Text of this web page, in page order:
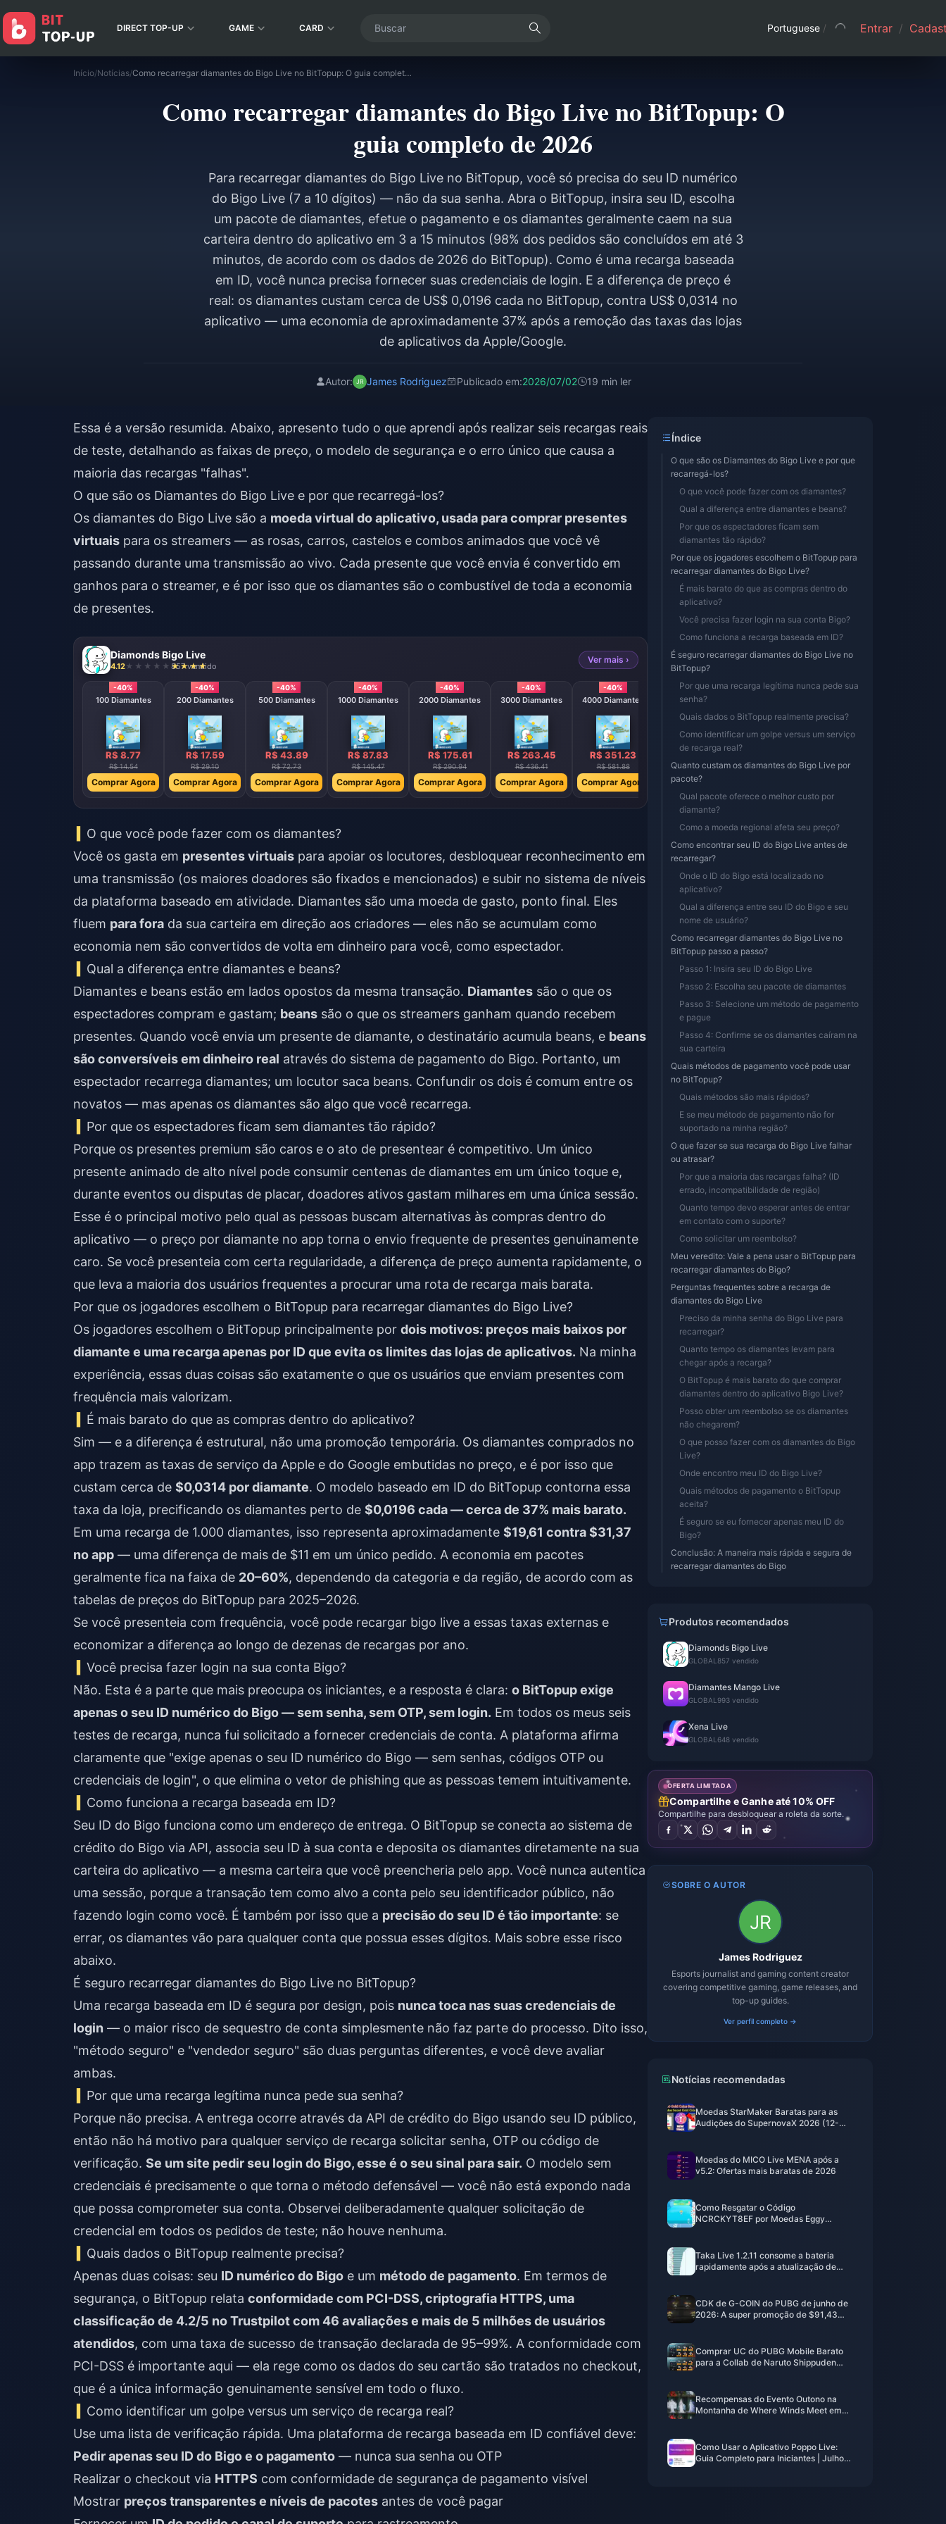
DIRECT TOP-UP GAME CARD Portuguese / Entrar /
Início/Notícias/ Como recarregar diamantes do Bigo Live no BitTopup: O guia completo de 2026
Como recarregar diamantes do Bigo Live no BitTopup: O
guia completo de 2026
Para recarregar diamantes do Bigo Live no BitTopup, você só precisa do seu ID numérico
do Bigo Live (7 a 10 dígitos) — não da sua senha. Abra o BitTopup, insira seu ID, escolha
um pacote de diamantes, efetue o pagamento e os diamantes geralmente caem na sua
carteira dentro do aplicativo em 3 a 15 minutos (98% dos pedidos são concluídos em até 3
minutos, de acordo com os dados de 2026 do BitTopup). Como é uma recarga baseada
em ID, você nunca precisa fornecer suas credenciais de login. E a diferença de preço é
real: os diamantes custam cerca de US$ 0,0196 cada no BitTopup, contra US$ 0,0314 no
aplicativo — uma economia de aproximadamente 37% após a remoção das taxas das lojas
de aplicativos da Apple/Google.
Autor: James Rodriguez Publicado em:2026/07/02 19 min ler
Essa é a versão resumida. Abaixo, apresento tudo o que aprendi após realizar seis recargas reais
de teste, detalhando as faixas de preço, o modelo de segurança e o erro único que causa a
maioria das recargas "falhas".
O que são os Diamantes do Bigo Live e por que recarregá-los?
Os diamantes do Bigo Live são a moeda virtual do aplicativo, usada para comprar presentes
virtuais para os streamers — as rosas, carros, castelos e combos animados que você vê
passando durante uma transmissão ao vivo. Cada presente que você envia é convertido em
ganhos para o streamer, e é por isso que os diamantes são o combustível de toda a economia
de presentes.
Diamonds Bigo Live
4.12 857 vendido
Ver mais ›
-40%
100 Diamantes
R$ 8.77
R$ 14.54
Comprar Agora
-40%
200 Diamantes
R$ 17.59
R$ 29.10
Comprar Agora
-40%
500 Diamantes
R$ 43.89
R$ 72.73
Comprar Agora
-40%
1000 Diamantes
R$ 87.83
R$ 145.47
Comprar Agora
-40%
2000 Diamantes
R$ 175.61
R$ 290.94
Comprar Agora
-40%
3000 Diamantes
R$ 263.45
R$ 436.41
Comprar Agora
-40%
4000 Diamantes
R$ 351.23
R$ 581.88
Comprar Agora
-40%
5000 Diamantes
R$ 439.06
R$ 727.36
Comprar Agora
-40%
R$ 1454.71
-40%
R$ 2909.42
O que você pode fazer com os diamantes?
Você os gasta em presentes virtuais para apoiar os locutores, desbloquear reconhecimento em
uma transmissão (os maiores doadores são fixados e mencionados) e subir no sistema de níveis
da plataforma baseado em atividade. Diamantes são uma moeda de gasto, ponto final. Eles
fluem para fora da sua carteira em direção aos criadores — eles não se acumulam como
economia nem são convertidos de volta em dinheiro para você, como espectador.
Qual a diferença entre diamantes e beans?
Diamantes e beans estão em lados opostos da mesma transação. Diamantes são o que os
espectadores compram e gastam; beans são o que os streamers ganham quando recebem
presentes. Quando você envia um presente de diamante, o destinatário acumula beans, e beans
são conversíveis em dinheiro real através do sistema de pagamento do Bigo. Portanto, um
espectador recarrega diamantes; um locutor saca beans. Confundir os dois é comum entre os
novatos — mas apenas os diamantes são algo que você recarrega.
Por que os espectadores ficam sem diamantes tão rápido?
Porque os presentes premium são caros e o ato de presentear é competitivo. Um único
presente animado de alto nível pode consumir centenas de diamantes em um único toque e,
durante eventos ou disputas de placar, doadores ativos gastam milhares em uma única sessão.
Esse é o principal motivo pelo qual as pessoas buscam alternativas às compras dentro do
aplicativo — o preço por diamante no app torna o envio frequente de presentes genuinamente
caro. Se você presenteia com certa regularidade, a diferença de preço aumenta rapidamente, o
que leva a maioria dos usuários frequentes a procurar uma rota de recarga mais barata.
Por que os jogadores escolhem o BitTopup para recarregar diamantes do Bigo Live?
Os jogadores escolhem o BitTopup principalmente por dois motivos: preços mais baixos por
diamante e uma recarga apenas por ID que evita os limites das lojas de aplicativos. Na minha
experiência, essas duas coisas são exatamente o que os usuários que enviam presentes com
frequência mais valorizam.
É mais barato do que as compras dentro do aplicativo?
Sim — e a diferença é estrutural, não uma promoção temporária. Os diamantes comprados no
app trazem as taxas de serviço da Apple e do Google embutidas no preço, e é por isso que
custam cerca de $0,0314 por diamante. O modelo baseado em ID do BitTopup contorna essa
taxa da loja, precificando os diamantes perto de $0,0196 cada — cerca de 37% mais barato.
Em uma recarga de 1.000 diamantes, isso representa aproximadamente $19,61 contra $31,37
no app — uma diferença de mais de $11 em um único pedido. A economia em pacotes
geralmente fica na faixa de 20–60%, dependendo da categoria e da região, de acordo com as
tabelas de preços do BitTopup para 2025–2026.
Se você presenteia com frequência, você pode recargar bigo live a essas taxas externas e
economizar a diferença ao longo de dezenas de recargas por ano.
Você precisa fazer login na sua conta Bigo?
Não. Esta é a parte que mais preocupa os iniciantes, e a resposta é clara: o BitTopup exige
apenas o seu ID numérico do Bigo — sem senha, sem OTP, sem login. Em todos os meus seis
testes de recarga, nunca fui solicitado a fornecer credenciais de conta. A plataforma afirma
claramente que "exige apenas o seu ID numérico do Bigo — sem senhas, códigos OTP ou
credenciais de login", o que elimina o vetor de phishing que as pessoas temem intuitivamente.
Como funciona a recarga baseada em ID?
Seu ID do Bigo funciona como um endereço de entrega. O BitTopup se conecta ao sistema de
crédito do Bigo via API, associa seu ID à sua conta e deposita os diamantes diretamente na sua
carteira do aplicativo — a mesma carteira que você preencheria pelo app. Você nunca autentica
uma sessão, porque a transação tem como alvo a conta pelo seu identificador público, não
fazendo login como você. É também por isso que a precisão do seu ID é tão importante: se
errar, os diamantes vão para qualquer conta que possua esses dígitos. Mais sobre esse risco
abaixo.
É seguro recarregar diamantes do Bigo Live no BitTopup?
Uma recarga baseada em ID é segura por design, pois nunca toca nas suas credenciais de
login — o maior risco de sequestro de conta simplesmente não faz parte do processo. Dito isso,
"método seguro" e "vendedor seguro" são duas perguntas diferentes, e você deve avaliar
ambas.
Por que uma recarga legítima nunca pede sua senha?
Porque não precisa. A entrega ocorre através da API de crédito do Bigo usando seu ID público,
então não há motivo para qualquer serviço de recarga solicitar senha, OTP ou código de
verificação. Se um site pedir seu login do Bigo, esse é o seu sinal para sair. O modelo sem
credenciais é precisamente o que torna o método defensável — você não está expondo nada
que possa comprometer sua conta. Observei deliberadamente qualquer solicitação de
credencial em todos os pedidos de teste; não houve nenhuma.
Quais dados o BitTopup realmente precisa?
Apenas duas coisas: seu ID numérico do Bigo e um método de pagamento. Em termos de
segurança, o BitTopup relata conformidade com PCI-DSS, criptografia HTTPS, uma
classificação de 4.2/5 no Trustpilot com 46 avaliações e mais de 5 milhões de usuários
atendidos, com uma taxa de sucesso de transação declarada de 95–99%. A conformidade com
PCI-DSS é importante aqui — ela rege como os dados do seu cartão são tratados no checkout,
que é a única informação genuinamente sensível em todo o fluxo.
Como identificar um golpe versus um serviço de recarga real?
Use uma lista de verificação rápida. Uma plataforma de recarga baseada em ID confiável deve:
Pedir apenas seu ID do Bigo e o pagamento — nunca sua senha ou OTP
Realizar o checkout via HTTPS com conformidade de segurança de pagamento visível
Mostrar preços transparentes e níveis de pacotes antes de você pagar
Índice
O que são os Diamantes do Bigo Live e por que
recarregá-los?
O que você pode fazer com os diamantes?
Qual a diferença entre diamantes e beans?
Por que os espectadores ficam sem
diamantes tão rápido?
Por que os jogadores escolhem o BitTopup para
recarregar diamantes do Bigo Live?
É mais barato do que as compras dentro do
aplicativo?
Você precisa fazer login na sua conta Bigo?
Como funciona a recarga baseada em ID?
É seguro recarregar diamantes do Bigo Live no
BitTopup?
Por que uma recarga legítima nunca pede sua
senha?
Quais dados o BitTopup realmente precisa?
Como identificar um golpe versus um serviço
de recarga real?
Quanto custam os diamantes do Bigo Live por
pacote?
Qual pacote oferece o melhor custo por
diamante?
Como a moeda regional afeta seu preço?
Como encontrar seu ID do Bigo Live antes de
recarregar?
Onde o ID do Bigo está localizado no
aplicativo?
Qual a diferença entre seu ID do Bigo e seu
nome de usuário?
Como recarregar diamantes do Bigo Live no
BitTopup passo a passo?
Passo 1: Insira seu ID do Bigo Live
Passo 2: Escolha seu pacote de diamantes
Passo 3: Selecione um método de pagamento
e pague
Passo 4: Confirme se os diamantes caíram na
sua carteira
Quais métodos de pagamento você pode usar
no BitTopup?
Quais métodos são mais rápidos?
E se meu método de pagamento não for
suportado na minha região?
O que fazer se sua recarga do Bigo Live falhar
ou atrasar?
Por que a maioria das recargas falha? (ID
errado, incompatibilidade de região)
Quanto tempo devo esperar antes de entrar
em contato com o suporte?
Como solicitar um reembolso?
Meu veredito: Vale a pena usar o BitTopup para
recarregar diamantes do Bigo?
Perguntas frequentes sobre a recarga de
diamantes do Bigo Live
Preciso da minha senha do Bigo Live para
recarregar?
Quanto tempo os diamantes levam para
chegar após a recarga?
O BitTopup é mais barato do que comprar
diamantes dentro do aplicativo Bigo Live?
Posso obter um reembolso se os diamantes
não chegarem?
O que posso fazer com os diamantes do Bigo
Live?
Onde encontro meu ID do Bigo Live?
Quais métodos de pagamento o BitTopup
aceita?
É seguro se eu fornecer apenas meu ID do
Bigo?
Conclusão: A maneira mais rápida e segura de
recarregar diamantes do Bigo
Produtos recomendados
Diamonds Bigo Live
GLOBAL 857 vendido
Diamantes Mango Live
GLOBAL 993 vendido
Xena Live
GLOBAL 648 vendido
OFERTA LIMITADA
Compartilhe e Ganhe até 10% OFF
Compartilhe para desbloquear a roleta da sorte.
SOBRE O AUTOR
James Rodriguez
Esports journalist and gaming content creator
covering competitive gaming, game releases, and
top-up guides.
Ver perfil completo →
Notícias recomendadas
Moedas StarMaker Baratas para as
Audições do SupernovaX 2026 (12-
Moedas do MICO Live MENA após a
v5.2: Ofertas mais baratas de 2026
Como Resgatar o Código
NCRCKYT8EF por Moedas Eggy
Taka Live 1.2.11 consome a bateria
rapidamente após a atualização de
CDK de G-COIN do PUBG de junho de
2026: A super promoção de $91,43
Comprar UC do PUBG Mobile Barato
para a Collab de Naruto Shippuden
Recompensas do Evento Outono na
Montanha de Where Winds Meet em
Como Usar o Aplicativo Poppo Live:
Guia Completo para Iniciantes | Julho